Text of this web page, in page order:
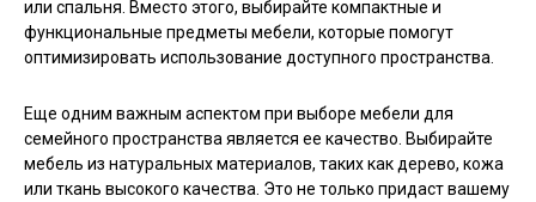
или спальня. Вместо этого, выбирайте компактные и
функциональные предметы мебели, которые помогут
оптимизировать использование доступного пространства.
Еще одним важным аспектом при выборе мебели для
семейного пространства является ее качество. Выбирайте
мебель из натуральных материалов, таких как дерево, кожа
или ткань высокого качества. Это не только придаст вашему